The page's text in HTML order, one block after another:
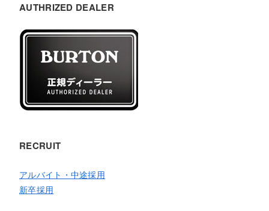
AUTHRIZED DEALER
RECRUIT
アルバイト・中途採用
新卒採用